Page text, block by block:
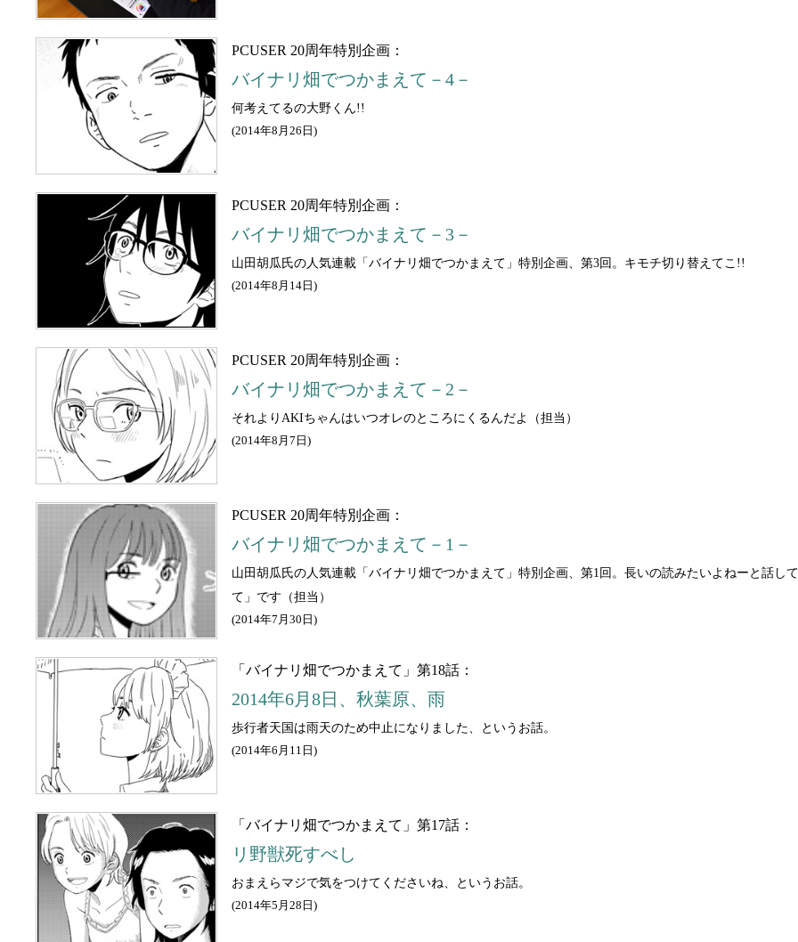
PCUSER 20周年特別企画：
バイナリ畑でつかまえて－4－
何考えてるの大野くん!!
(2014年8月26日 )
PCUSER 20周年特別企画：
バイナリ畑でつかまえて－3－
山田胡瓜氏の人気連載「バイナリ畑でつかまえて」特別企画、第3回。キモチ切り替えてこ!!
(2014年8月14日 )
PCUSER 20周年特別企画：
バイナリ畑でつかまえて－2－
それよりAKIちゃんはいつオレのところにくるんだよ（担当）
(2014年8月7日 )
PCUSER 20周年特別企画：
バイナリ畑でつかまえて－1－
山田胡瓜氏の人気連載「バイナリ畑でつかまえて」特別企画、第1回。長いの読みたいよねーと話し
て」です（担当）
(2014年7月30日 )
「バイナリ畑でつかまえて」第18話：
2014年6月8日、秋葉原、雨
歩行者天国は雨天のため中止になりました、というお話。
(2014年6月11日 )
「バイナリ畑でつかまえて」第17話：
リ野獣死すべし
おまえらマジで気をつけてくださいね、というお話。
(2014年5月28日 )